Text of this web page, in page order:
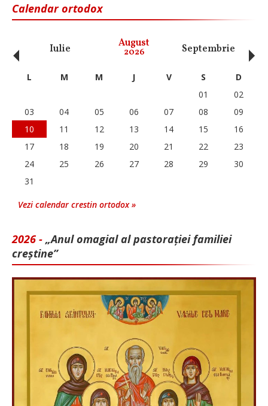
Calendar ortodox
Iulie August
2026 Septembrie
‹ L M M J V S
D
01
02
03
04 05 06 07 08
09
10
11 12 13 14 15
16
17
18 19 20 21 22
23
24
25 26 27 28 29
30
31
Vezi calendar crestin ortodox »
2026 - „Anul omagial al pastorației familiei
creștine”